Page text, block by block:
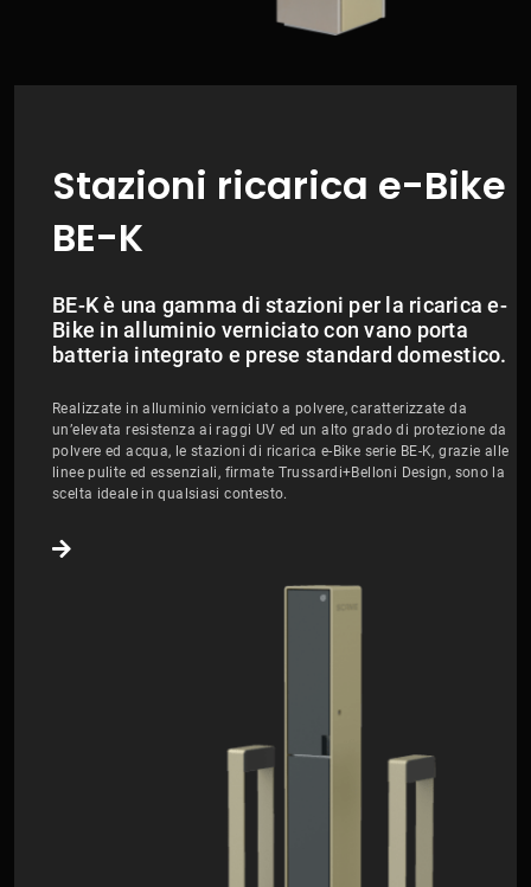
Stazioni ricarica e-Bike
BE-K
BE-K è una gamma di stazioni per la ricarica e-
Bike in alluminio verniciato con vano porta
batteria integrato e prese standard domestico.
Realizzate in alluminio verniciato a polvere, caratterizzate da
un’elevata resistenza ai raggi UV ed un alto grado di protezione da
polvere ed acqua, le stazioni di ricarica e-Bike serie BE-K, grazie alle
linee pulite ed essenziali, firmate Trussardi+Belloni Design, sono la
scelta ideale in qualsiasi contesto.